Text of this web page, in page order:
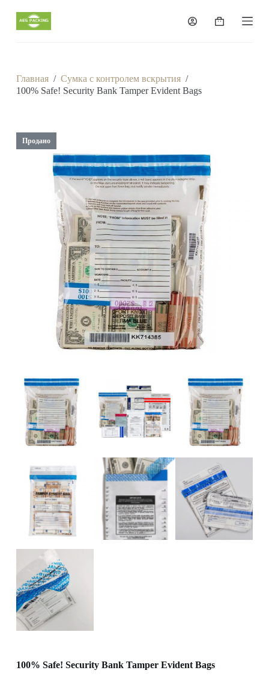
П
р
и
и
Корзина
Главная / Сумка с контролем вскрытия /
100% Safe! Security Bank Tamper Evident Bags
Продано
100% Safe! Security Bank Tamper Evident Bags